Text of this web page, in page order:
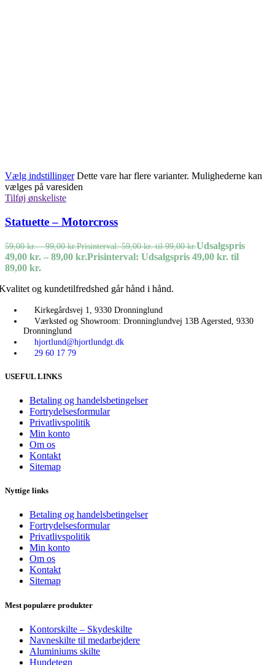
Vælg indstillinger Dette vare har flere varianter. Mulighederne kan
vælges på varesiden
Tilføj ønskeliste
Statuette – Motorcross
59,00kr. – 99,00kr.Prisinterval: 59,00 kr. til 99,00 kr.Udsalgspris
49,00 kr. – 89,00 kr.Prisinterval: Udsalgspris 49,00 kr. til
89,00 kr.
og kundetilfredshed går hånd i hånd.
Kirkegårdsvej 1, 9330 Dronninglund
Værksted og Showroom: Dronninglundvej 13B Agersted, 9330
Dronninglund
hjortlund@hjortlundgt.dk
29 60 17 79
USEFUL LINKS
Betaling og handelsbetingelser
Fortrydelsesformular
Privatlivspolitik
Min konto
Om os
Kontakt
Sitemap
Nyttige links
Betaling og handelsbetingelser
Fortrydelsesformular
Privatlivspolitik
Min konto
Om os
Kontakt
Sitemap
Mest populære produkter
Kontorskilte – Skydeskilte
Navneskilte til medarbejdere
Aluminiums skilte
Hundetegn